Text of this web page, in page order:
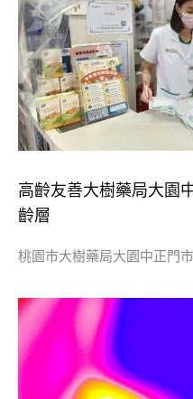
高齡友善大樹藥局大園
齡層
桃園市大樹藥局大園中正門